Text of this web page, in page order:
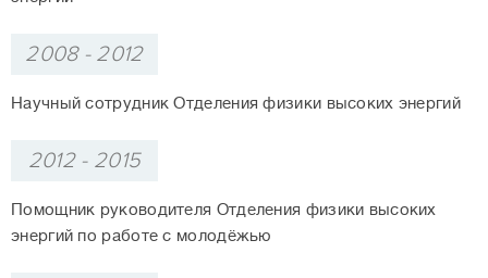
2008 - 2012
Научный сотрудник Отделения физики высоких энергий
2012 - 2015
Помощник руководителя Отделения физики высоких
энергий по работе с молодёжью